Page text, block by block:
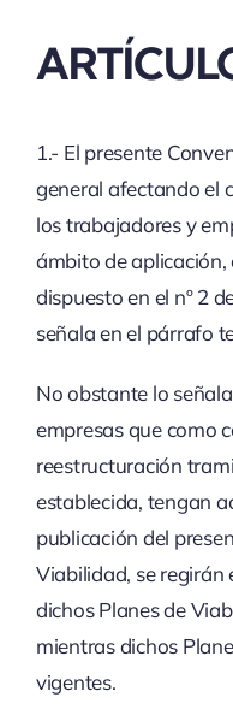
1.- El presente
general afectando el
los trabajadores y
ámbito de aplicación,
dispuesto en el nº 2
señala en el párrafo
No obstante lo
empresas que como
reestructuración
establecida, tengan
publicación del
Viabilidad, se regirán
dichos Planes de
mientras dichos
vigentes.